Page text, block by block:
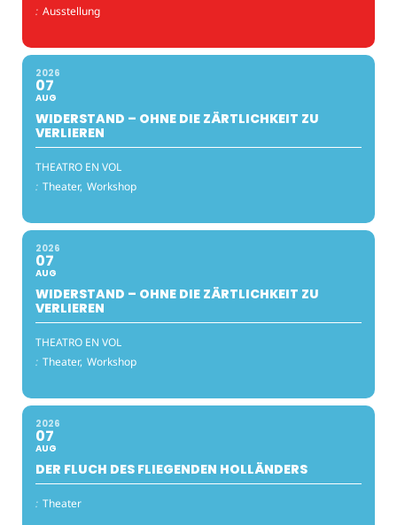
: Ausstellung
2026
07
AUG
WIDERSTAND – OHNE DIE ZÄRTLICHKEIT ZU
VERLIEREN
THEATRO EN VOL
: Theater, Workshop
2026
07
AUG
WIDERSTAND – OHNE DIE ZÄRTLICHKEIT ZU
VERLIEREN
THEATRO EN VOL
: Theater, Workshop
2026
07
AUG
DER FLUCH DES FLIEGENDEN HOLLÄNDERS
: Theater